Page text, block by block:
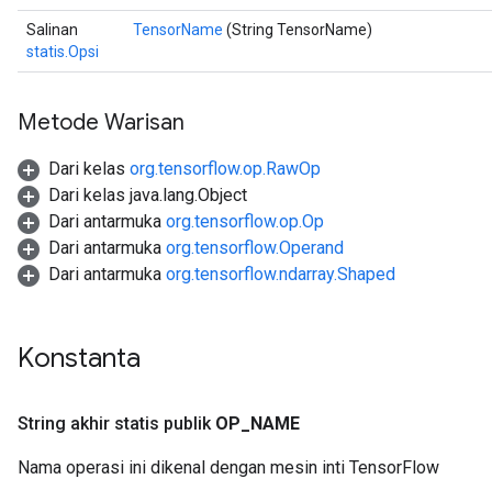
Salinan
statis.Opsi
TensorName (String TensorName)
Metode Warisan
Dari kelas org.tensorflow.op.RawOp
Dari kelas java.lang.Object
Dari antarmuka org.tensorflow.op.Op
Dari antarmuka org.tensorflow.Operand
Dari antarmuka org.tensorflow.ndarray.Shaped
Konstanta
String akhir statis publik OP NAME
Nama operasi ini dikenal dengan mesin inti TensorFlow